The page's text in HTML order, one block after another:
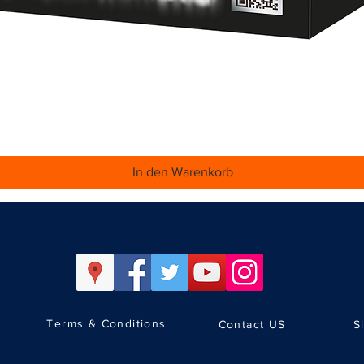
In den Warenkorb
Terms & Conditions Contact US